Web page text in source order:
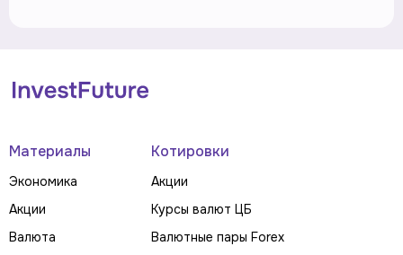
Материалы
Экономика
Акции
Валюта
Котировки
Акции
Курсы валют ЦБ
Валютные пары Forex